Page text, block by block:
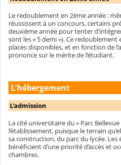
Le redoublement en 2ème année :
réussissent à un concours, certains
deuxième année pour tenter
sont les « 5 demi »). Ce
places disponibles, et en fonction de
prononce sur le mérite de l’étudiant.
L'hébergement
L'admission
La cité universitaire du « Parc
l’établissement, puisque le terrain
sa construction, du parc du lycée. Les
bénéficient d’une priorité d’accès et
chambres.